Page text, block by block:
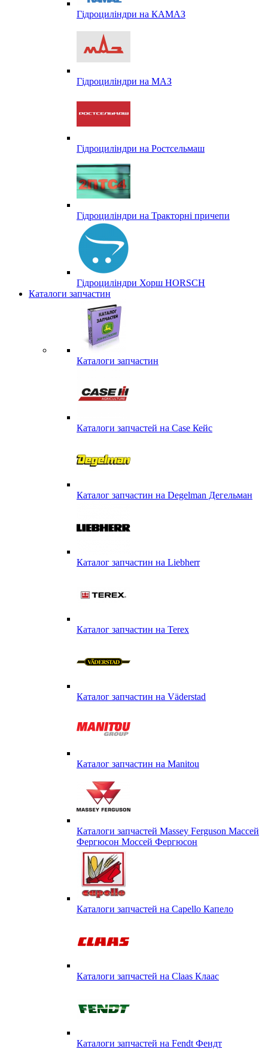
Гідроциліндри на КАМАЗ
Гідроциліндри на МАЗ
Гідроциліндри на Ростсельмаш
Гідроциліндри на Тракторні причепи
Гідроциліндри Хорш HORSCH
Каталоги запчастин
Каталоги запчастин
Каталоги запчастей на Case Кейс
Каталог запчастин на Degelman Дегельман
Каталог запчастин на Liebherr
Каталог запчастин на Terex
Каталог запчастин на Väderstad
Каталог запчастин на Маnitou
Каталоги запчастей Massey Ferguson Массей
Фергюсон Моссей Фергюсон
Каталоги запчастей на Capello Капело
Каталоги запчастей на Claas Клаас
Каталоги запчастей на Fendt Фендт